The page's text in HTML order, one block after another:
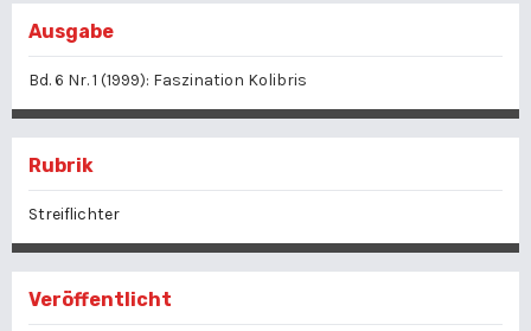
Ausgabe
Bd. 6 Nr. 1 (1999): Faszination Kolibris
Rubrik
Streiflichter
Veröffentlicht